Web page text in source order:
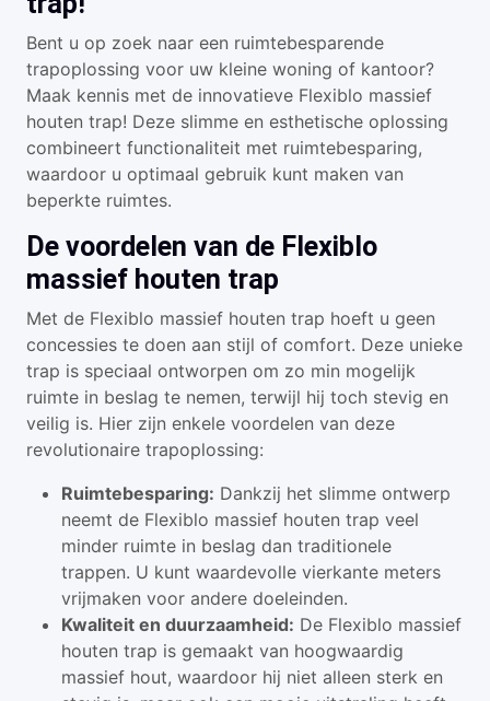
Bent u op zoek naar een ruimtebesparende
trapoplossing voor uw kleine woning of kantoor?
Maak kennis met de innovatieve Flexiblo massief
houten trap! Deze slimme en esthetische oplossing
combineert functionaliteit met ruimtebesparing,
waardoor u optimaal gebruik kunt maken van
beperkte ruimtes.
De voordelen van de Flexiblo
massief houten trap
Met de Flexiblo massief houten trap hoeft u geen
concessies te doen aan stijl of comfort. Deze unieke
trap is speciaal ontworpen om zo min mogelijk
ruimte in beslag te nemen, terwijl hij toch stevig en
veilig is. Hier zijn enkele voordelen van deze
revolutionaire trapoplossing:
Ruimtebesparing: Dankzij het slimme ontwerp
neemt de Flexiblo massief houten trap veel
minder ruimte in beslag dan traditionele
trappen. U kunt waardevolle vierkante meters
vrijmaken voor andere doeleinden.
Kwaliteit en duurzaamheid: De Flexiblo massief
houten trap is gemaakt van hoogwaardig
massief hout, waardoor hij niet alleen sterk en